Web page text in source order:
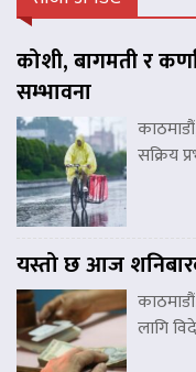
कोशी, बागमती र
सम्भावना
सक्रिय
यस्तो छ आज
लागि